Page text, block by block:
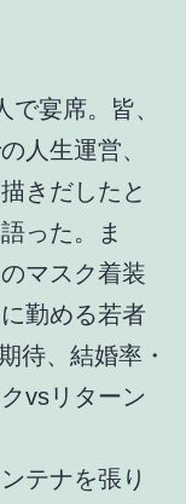
宴席。皆、
人生運営、
きだしたと
った。ま
マスク着装
勤める若者
待、結婚率・
vsリターン
テナを張り